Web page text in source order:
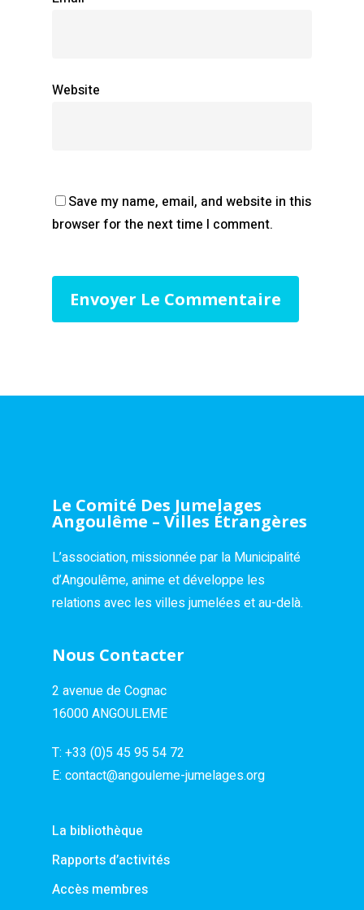
Website
Save my name, email, and website in this
browser for the next time I comment.
Le Comité Des Jumelages
Angoulême – Villes Étrangères
L’association, missionnée par la Municipalité
d’Angoulême, anime et développe les
relations avec les villes jumelées et au-delà.
Nous Contacter
2 avenue de Cognac
16000 ANGOULEME
T: +33 (0)5 45 95 54 72
E: contact@angouleme-jumelages.org
La bibliothèque
Rapports d’activités
Accès membres